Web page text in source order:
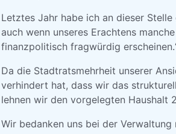
Letztes Jahr habe ich an dieser
auch wenn unseres Erachtens
finanzpolitisch fragwürdig
Da die Stadtratsmehrheit unserer
verhindert hat, dass wir das
lehnen wir den vorgelegten Haushalt
Wir bedanken uns bei der